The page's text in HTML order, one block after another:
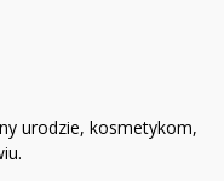
urodzie, kosmetykom,